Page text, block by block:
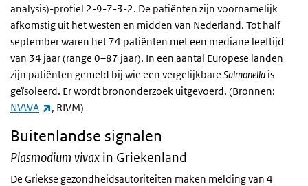
analysis)-profiel 2-9-7-3-2. De patiënten zijn voornamelijk
afkomstig uit het westen en midden van Nederland. Tot half
september waren het 74 patiënten met een mediane leeftijd
van 34 jaar (range 0–87 jaar). In een aantal Europese landen
zijn patiënten gemeld bij wie een vergelijkbare Salmonella is
geïsoleerd. Er wordt brononderzoek uitgevoerd. (Bronnen:
NVWA
(externe link)
, RIVM)
Buitenlandse signalen
Plasmodium vivax in Griekenland
De Griekse gezondheidsautoriteiten maken melding van 4